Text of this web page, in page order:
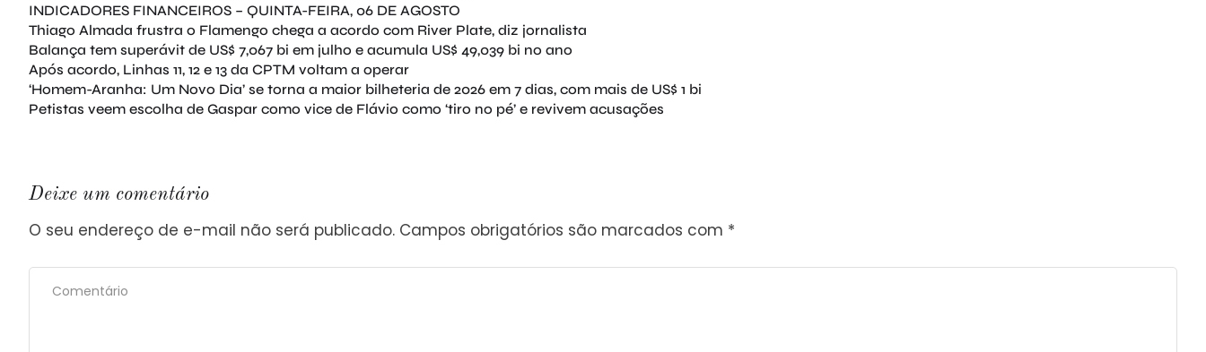
INDICADORES FINANCEIROS – QUINTA-FEIRA, 06 DE AGOSTO
Thiago Almada frustra o Flamengo chega a acordo com River Plate, diz jornalista
Balança tem superávit de US$ 7,067 bi em julho e acumula US$ 49,039 bi no ano
Após acordo, Linhas 11, 12 e 13 da CPTM voltam a operar
‘Homem-Aranha: Um Novo Dia’ se torna a maior bilheteria de 2026 em 7 dias, com mais de US$ 1 bi
Petistas veem escolha de Gaspar como vice de Flávio como ‘tiro no pé’ e revivem acusações
Deixe um comentário
O seu endereço de e-mail não será publicado. Campos obrigatórios são marcados com *